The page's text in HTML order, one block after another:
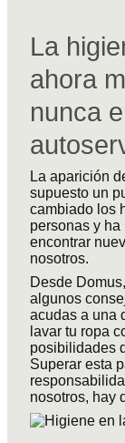
La
ahora
nunca
La aparición
supuesto un
cambiado los
personas y
encontrar
nosotros.
Desde
algunos
acudas a una
lavar tu ropa
posibilidades
Superar esta
nosotros, hay